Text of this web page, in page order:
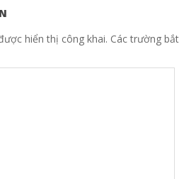
hiển thị công khai. Các trường bắt